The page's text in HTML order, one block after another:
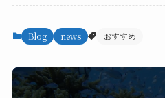
Blog news おすすめ